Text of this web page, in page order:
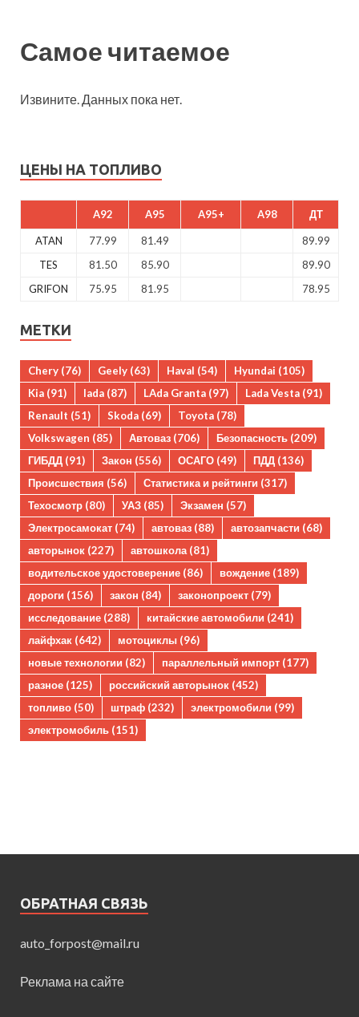
Самое читаемое
Извините. Данных пока нет.
ЦЕНЫ НА ТОПЛИВО
A92 A95 A95+ A98 ДТ
ATAN 77.99 81.49
89.99
TES
81.50 85.90
89.90
GRIFON
75.95 81.95 78.95
МЕТКИ
Chery (76) Geely (63) Haval (54) Hyundai (105)
Kia (91) lada (87) LAda Granta (97) Lada Vesta (91)
Renault (51) Skoda (69) Toyota (78)
Volkswagen (85) Автоваз (706) Безопасность (209)
ГИБДД (91) Закон (556) ОСАГО (49) ПДД (136)
Происшествия (56) Статистика и рейтинги (317)
Техосмотр (80) УАЗ (85) Экзамен (57)
Электросамокат (74) автоваз (88) автозапчасти (68)
авторынок (227) автошкола(81)
водительское удостоверение (86) вождение (189)
дороги (156) закон (84) законопроект (79)
исследование (288) китайские автомобили (241)
лайфхак (642) мотоциклы (96)
новые технологии (82) параллельный импорт (177)
разное (125) российский авторынок (452)
топливо (50) штраф (232) электромобили (99)
электромобиль (151)
ОБРАТНАЯ СВЯЗЬ
auto_forpost@mail.ru
Реклама на сайте